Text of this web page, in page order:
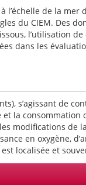
l’échelle de la
du CIEM. Des
l’utilisation
dans les
s’agissant de
la consommation
modifications de
en oxygène,
localisée et